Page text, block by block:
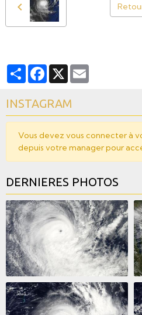
PartagerFacebook
X
INSTAGRAM
Vous devez vous connecter à
depuis votre manager pour
DERNIERES PHOTOS